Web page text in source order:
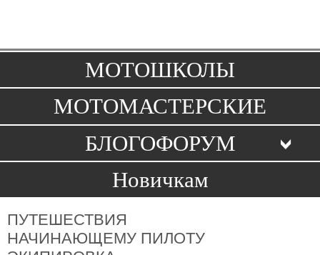
МОТОШКОЛЫ
МОТОМАСТЕРСКИЕ
БЛОГОФОРУМ
Новичкам
ПУТЕШЕСТВИЯ
НАЧИНАЮЩЕМУ ПИЛОТУ